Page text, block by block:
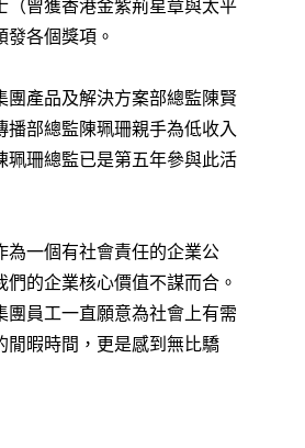
（曾獲香港金紫荊星章與太平
各個獎項。
團產品及解決方案部總監陳賢
播部總監陳珮珊親手為低收入
珮珊總監已是第五年參與此活
為一個有社會責任的企業公
們的企業核心價值不謀而合。
團員工一直願意為社會上有需
閒暇時間，更是感到無比驕